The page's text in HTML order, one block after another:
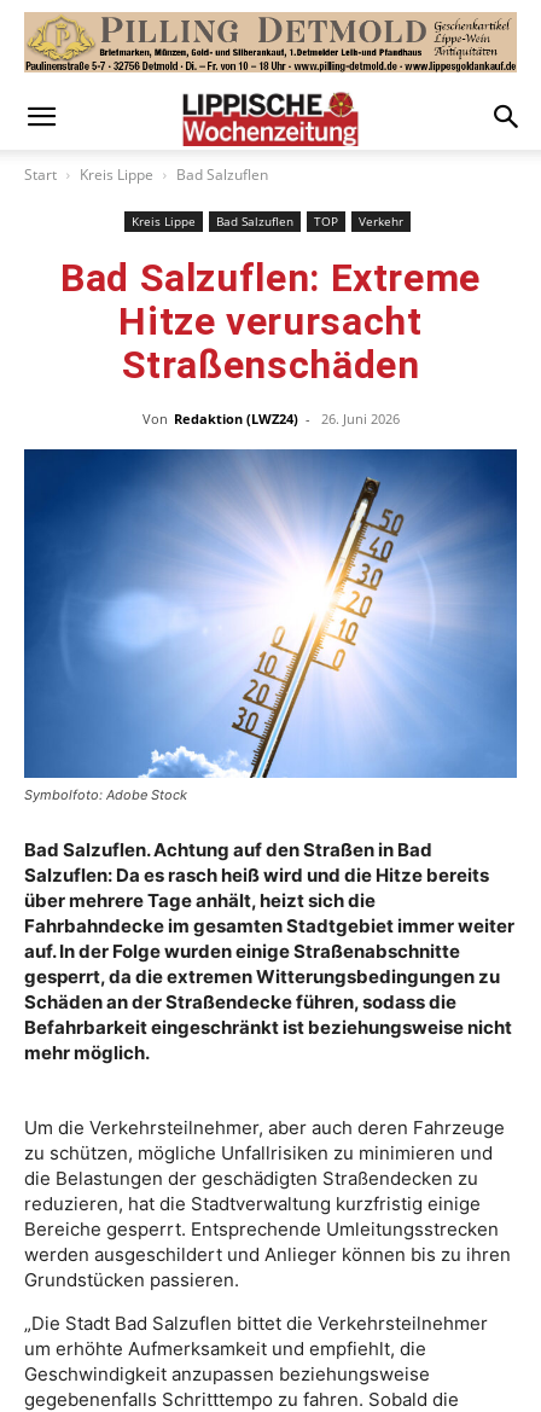
Start Kreis Lippe Bad Salzuflen
Kreis Lippe Bad Salzuflen TOP Verkehr
Bad Salzuflen: Extreme
Hitze verursacht
Straßenschäden
Von Redaktion (LWZ24) - 26. Juni 2026
Symbolfoto: Adobe Stock
Bad Salzuflen. Achtung auf den Straßen in Bad
Salzuflen: Da es rasch heiß wird und die Hitze bereits
über mehrere Tage anhält, heizt sich die
Fahrbahndecke im gesamten Stadtgebiet immer weiter
auf. In der Folge wurden einige Straßenabschnitte
gesperrt, da die extremen Witterungsbedingungen zu
Schäden an der Straßendecke führen, sodass die
Befahrbarkeit eingeschränkt ist beziehungsweise nicht
mehr möglich.
Um die Verkehrsteilnehmer, aber auch deren Fahrzeuge
zu schützen, mögliche Unfallrisiken zu minimieren und
die Belastungen der geschädigten Straßendecken zu
reduzieren, hat die Stadtverwaltung kurzfristig einige
Bereiche gesperrt. Entsprechende Umleitungsstrecken
werden ausgeschildert und Anlieger können bis zu ihren
Grundstücken passieren.
„Die Stadt Bad Salzuflen bittet die Verkehrsteilnehmer
um erhöhte Aufmerksamkeit und empfiehlt, die
Geschwindigkeit anzupassen beziehungsweise
gegebenenfalls Schritttempo zu fahren. Sobald die